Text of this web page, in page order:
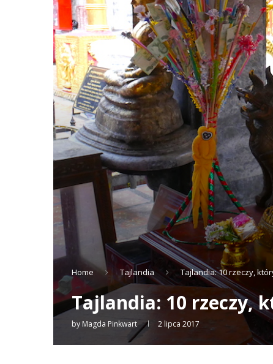
Home Tajlandia Tajlandia: 10 rzeczy,
Tajlandia: 10 rzeczy,
by Magda Pinkwart 2 lipca 2017